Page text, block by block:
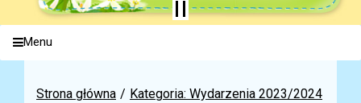
Menu
Strona główna
Kategoria: Wydarzenia 2023/2024